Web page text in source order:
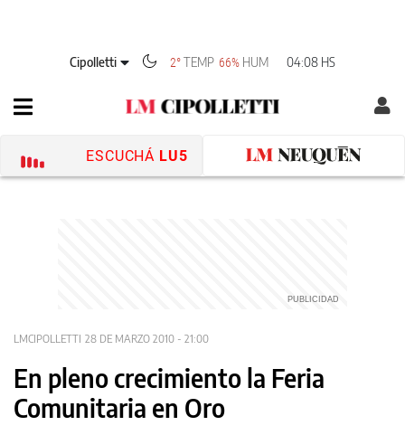
Cipolletti 2°TEMP 66% HUM 04:08 HS
ESCUCHÁ LU5
LMCIPOLLETTI 28 DE MARZO 2010 - 21:00
En pleno crecimiento la Feria
Comunitaria en Oro